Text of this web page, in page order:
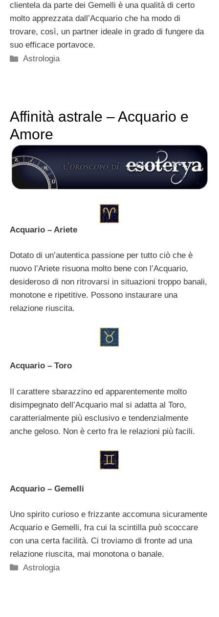
clientela da parte dei Gemelli è una qualità di certo
molto apprezzata dall’Acquario che ha modo di
trovare, così, un partner ideale in grado di fungere da
suo efficace portavoce.
Categorie
Astrologia
Affinità astrale – Acquario e
Amore
Acquario – Ariete
Dotato di un’autentica passione per tutto ciò che è
nuovo l’Ariete risuona molto bene con l’Acquario,
desideroso di non ritrovarsi in situazioni troppo banali,
monotone e ripetitive. Possono instaurare una
relazione riuscita.
Acquario – Toro
Il carattere sbarazzino ed apparentemente molto
disimpegnato dell’Acquario mal si adatta al Toro,
caratterialmente più esclusivo e tendenzialmente
anche geloso. Non è certo fra le relazioni più facili.
Acquario – Gemelli
Uno spirito curioso e frizzante accomuna sicuramente
Acquario e Gemelli, fra cui la scintilla può scoccare
con una certa facilità. Ci troviamo di fronte ad una
relazione riuscita, mai monotona o banale.
Categorie
Astrologia